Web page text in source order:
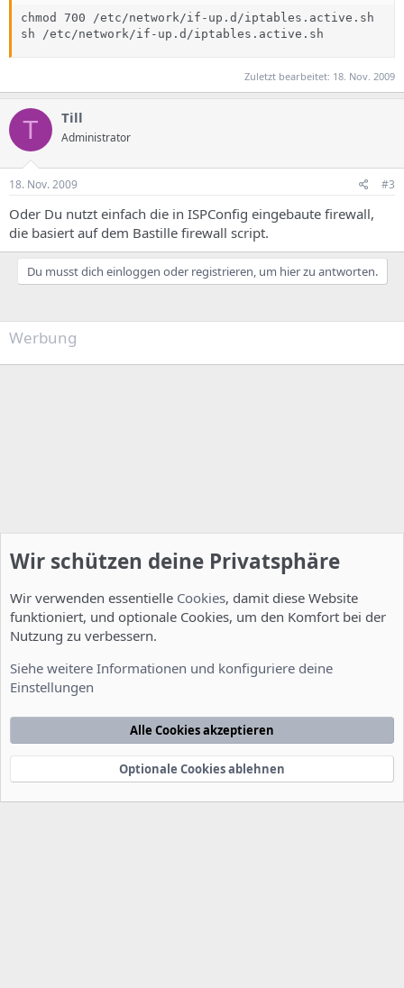
chmod 700 /etc/network/if-up.d/iptables.active.sh
sh /etc/network/if-up.d/iptables.active.sh
Zuletzt bearbeitet: 18. Nov. 2009
T Till
Administrator
18. Nov. 2009 #3
Oder Du nutzt einfach die in ISPConfig eingebaute firewall,
die basiert auf dem Bastille firewall script.
Du musst dich einloggen oder registrieren, um hier zu antworten.
Werbung
Nutzungsbedingungen Datenschutzerklärung
Startseite
e
Community platform by XenForo® © 2010-2022 XenForo Ltd.
xenDach©2010-2014
Wir schützen deine Privatsphäre
Wir verwenden essentielle Cookies, damit diese Website
funktioniert, und optionale Cookies, um den Komfort bei der
Nutzung zu verbessern.
Siehe weitere Informationen und konfiguriere deine
Einstellungen
Alle Cookies akzeptieren
Optionale Cookies ablehnen